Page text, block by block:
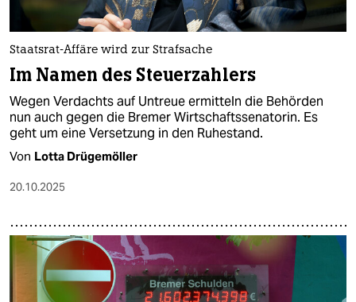
Staatsrat-Affäre wird zur Strafsache
Im Namen des Steuerzahlers
Wegen Verdachts auf Untreue ermitteln die Behörden
nun auch gegen die Bremer Wirtschaftssenatorin. Es
geht um eine Versetzung in den Ruhestand.
Von Lotta Drügemöller
20.10.2025